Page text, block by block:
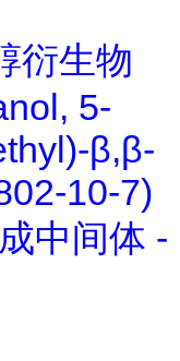
衍生物
5-
β,β-
10-7)
中间体 -